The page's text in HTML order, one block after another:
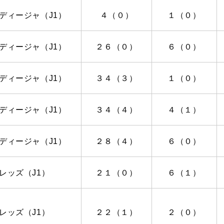
ィージャ（J1 ） ４（０） １（０）
ィージャ（J1 ） ２６（０） ６（０）
ィージャ（J1 ） ３４（３） １（０）
ィージャ（J1 ） ３４（４） ４（１）
ィージャ（J1 ） ２８（４） ６（０）
ッズ（J1 ） ２１（０） ６（１）
ッズ（J1 ） ２２（１） ２（０）